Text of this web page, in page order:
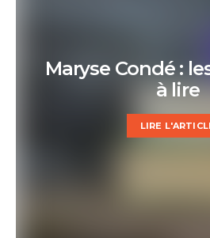
Maryse Condé :
à lire
LIRE